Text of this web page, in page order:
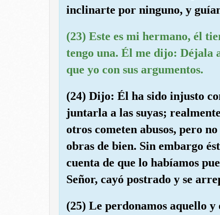
inclinarte por ninguno, y
(23) Este es mi hermano, él
tengo una. Él me dijo: Déjala
que yo con sus argumentos.
(24) Dijo: Él ha sido injusto
juntarla a las suyas;
otros cometen abusos, pero
obras de bien. Sin embargo
cuenta de que lo habíamos
Señor, cayó postrado y se
(25) Le perdonamos aquello